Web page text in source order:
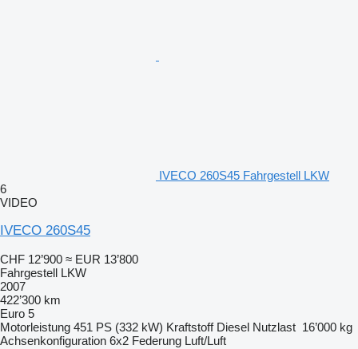
IVECO 260S45 Fahrgestell LKW
6
VIDEO
IVECO 260S45
CHF 12’900 ≈ EUR 13’800
Fahrgestell LKW
2007
422’300 km
Euro 5
Motorleistung 451 PS (332 kW) Kraftstoff Diesel Nutzlast 16’000 kg
Achsenkonfiguration 6x2 Federung Luft/Luft